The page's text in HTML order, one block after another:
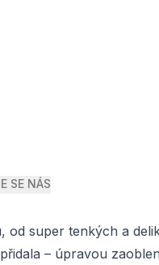
SE NÁS
super tenkých a
– úpravou